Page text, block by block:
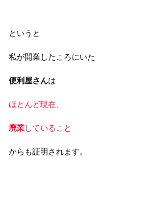
というと
私が開業したころにいた
便利屋さんは
ほとんど現在、
廃業していること
からも証明されます。